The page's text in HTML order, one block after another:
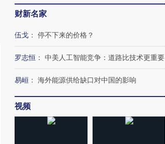
财新名家
伍戈 ： 停不下来的价格？
罗志恒 ： 中美人工智能竞争：道路比技术更重要
易峘 ： 海外能源供给缺口对中国的影响
视频